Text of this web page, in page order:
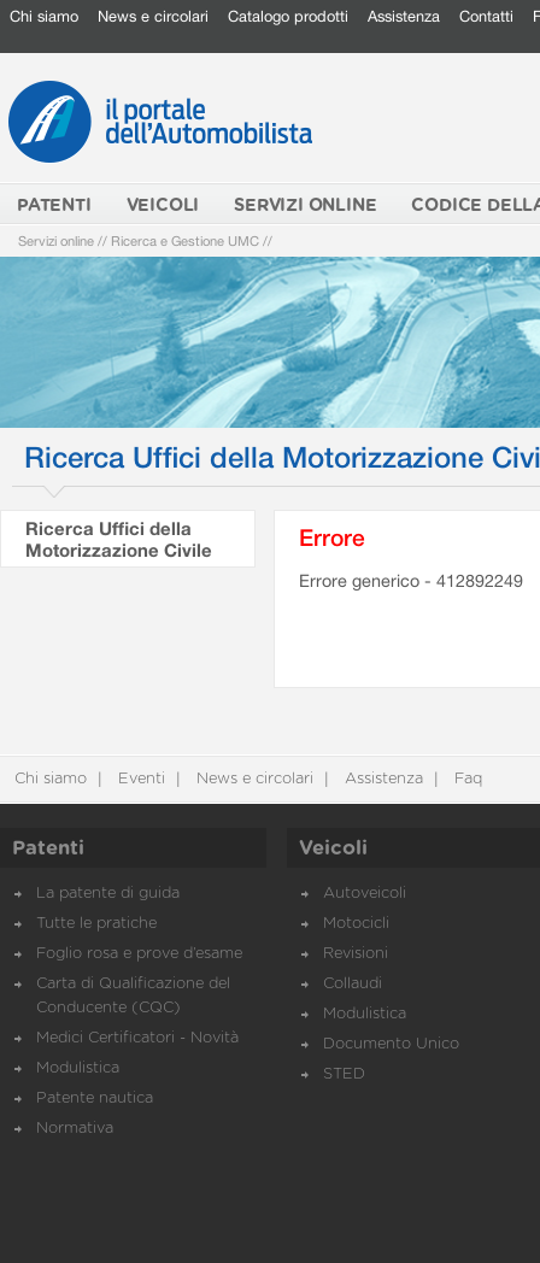
Chi siamo News e circolari Catalogo prodotti Assistenza Contatti
PATENTI VEICOLI SERVIZI ONLINE CODICE
Servizi online // Ricerca e Gestione UMC //
Ricerca Uffici della Motorizzazione
Ricerca Uffici della
Motorizzazione Civile
Errore
Errore generico - 412892249
Chi siamo Eventi News e circolari Assistenza Faq
Patenti
La patente di guida
Tutte le pratiche
Foglio rosa e prove d’esame
Carta di Qualificazione del
Conducente (CQC)
Medici Certificatori - Novità
Modulistica
Patente nautica
Normativa
Veicoli
Autoveicoli
Motocicli
Revisioni
Collaudi
Modulistica
Documento Unico
STED